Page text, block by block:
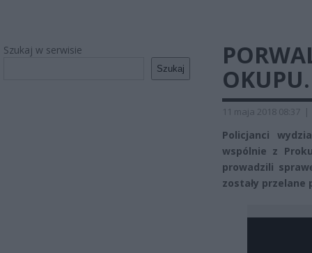
Szukaj w serwisie
Szukaj
11 maja 2018 08:37 |
Policjanci
wspólnie z
prowadzili
zostały przelane